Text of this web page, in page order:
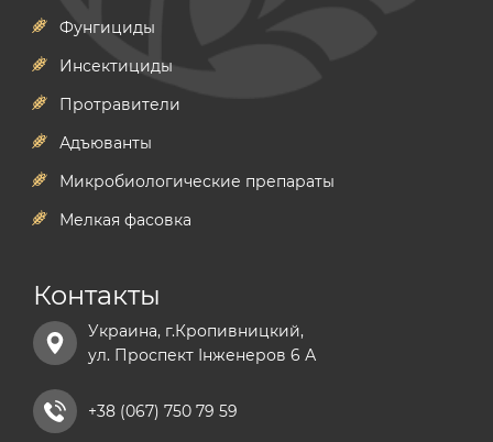
Фунгициды
Инсектициды
Протравители
Адъюванты
Микробиологические препараты
Мелкая фасовка
Контакты
Украина, г.Кропивницкий,
ул. Проспект Інженеров 6 А
+38 (067) 750 79 59